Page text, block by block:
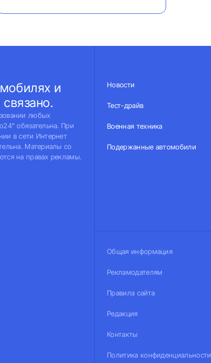
и
любых
обязательна. При
в сети Интернет
Материалы со
на правах рекламы.
Новости
Тест-драйв
Военная техника
Подержанные автомобили
Общая информация
Рекламодателям
Правила сайта
Редакция
Контакты
Политика конфиденциальности